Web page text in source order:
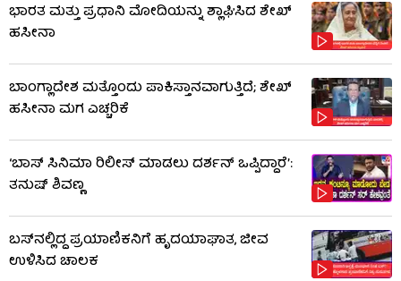
ಭಾರತ ಮತ್ತು ಪ್ರಧಾನಿ ಮೋದಿಯನ್ನು ಶ್ಲಾಘಿಸಿದ ಶೇಖ್
ಹಸೀನಾ
ಬಾಂಗ್ಲಾದೇಶ ಮತ್ತೊಂದು ಪಾಕಿಸ್ತಾನವಾಗುತ್ತಿದೆ; ಶೇಖ್
ಹಸೀನಾ ಮಗ ಎಚ್ಚರಿಕೆ
‘ಬಾಸ್ ಸಿನಿಮಾ ರಿಲೀಸ್ ಮಾಡಲು ದರ್ಶನ್ ಒಪ್ಪಿದ್ದಾರೆ’:
ತನುಷ್ ಶಿವಣ್ಣ
ಬಸ್‌ನಲ್ಲಿದ್ದ ಪ್ರಯಾಣಿಕನಿಗೆ ಹೃದಯಾಘಾತ, ಜೀವ
ಉಳಿಸಿದ ಚಾಲಕ